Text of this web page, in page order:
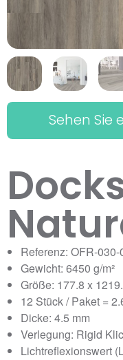
Sehen Sie
Referenz: OFR-030-
Gewicht: 6450 g/m²
Größe: 177.8 x
12 Stück / Paket =
Dicke: 4.5 mm
Verlegung: Rigid
Lichtreflexionswert